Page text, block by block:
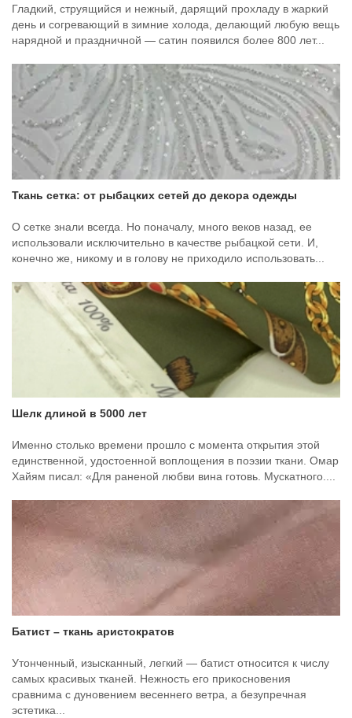
Гладкий, струящийся и нежный, дарящий прохладу в жаркий
день и согревающий в зимние холода, делающий любую вещь
нарядной и праздничной — сатин появился более 800 лет...
Ткань сетка: от рыбацких сетей до декора одежды
О сетке знали всегда. Но поначалу, много веков назад, ее
использовали исключительно в качестве рыбацкой сети. И,
конечно же, никому и в голову не приходило использовать...
Шелк длиной в 5000 лет
Именно столько времени прошло с момента открытия этой
единственной, удостоенной воплощения в поэзии ткани. Омар
Хайям писал: «Для раненой любви вина готовь. Мускатного....
Батист – ткань аристократов
Утонченный, изысканный, легкий — батист относится к числу
самых красивых тканей. Нежность его прикосновения
сравнима с дуновением весеннего ветра, а безупречная
эстетика...